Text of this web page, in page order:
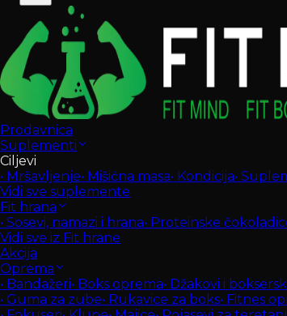
Prodavnica
Suplementi
Ciljevi
• Mršavljenje• Mišićna masa• Kondicija•
Vidi sve suplemente
Fit hrana
• Sosevi, namazi i hrana• Proteinske
Vidi sve iz Fit hrane
Akcija
Oprema
• Bandažeri• Boks oprema• Džakovi i
• Guma za zube• Rukavice za boks• Fitnes